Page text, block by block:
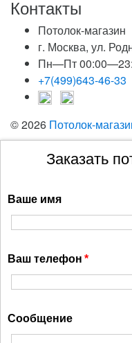
Контакты
Потолок-магазин
г. Москва, ул.
Пн—Пт
+7(499)643-46-33
© 2026 Потолок-
Заказать
Ваше имя
Ваш телефон
Сообщение